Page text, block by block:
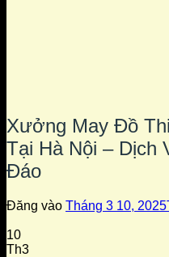
Xưởng May Đồ
Tại Hà Nội – Dịch
Đáo
Đăng vào Tháng 3 10, 2025
10
Th3